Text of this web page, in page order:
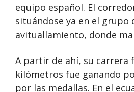
equipo español. El
situándose ya en el
avituallamiento, donde
A partir de ahí, su carrera
kilómetros fue ganando
por las medallas. En el